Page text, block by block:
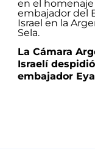
La Cámara
Israelí
embajador